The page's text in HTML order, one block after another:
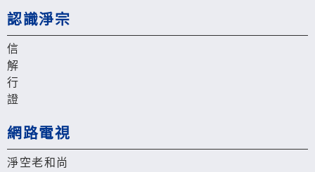
認識淨宗
信
解
行
證
網路電視
淨空老和尚